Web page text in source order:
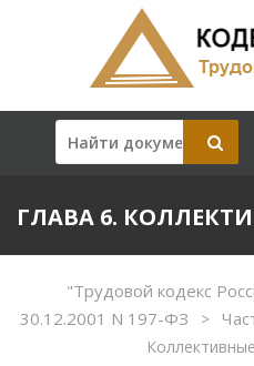
ГЛАВА 6.
"Трудовой кодекс
30.12.2001 N 197-ФЗ
>